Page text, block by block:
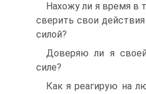
Нахожу ли я время в
сверить свои
силой?
Доверяю ли я
силе?
Как я реагирую на